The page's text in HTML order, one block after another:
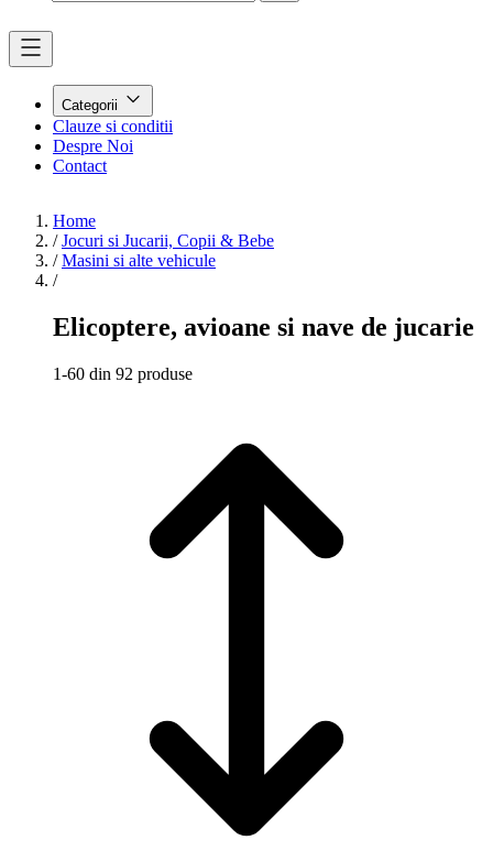
Categorii
Clauze si conditii
Despre Noi
Contact
Home
/ Jocuri si Jucarii, Copii & Bebe
/ Masini si alte vehicule
/
Elicoptere, avioane si nave de jucarie
1-60 din 92 produse